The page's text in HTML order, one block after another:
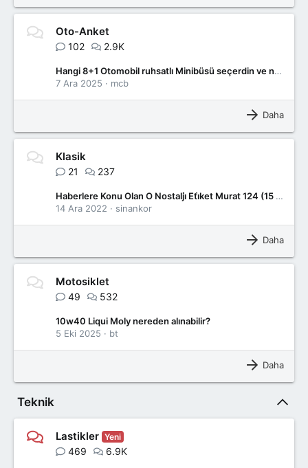
Oto-Anket
102 2.9K
Daha
Hangi 8+1 Otomobil ruhsatlı Minibüsü seçerdin ve neden?
7 Ara 2025
mcb
Klasik
21 237
Daha
Haberlere Konu Olan O Nostalji̇ Eti̇ket Murat 124 (15 Ar 419)
14 Ara 2022
sinankor
Motosiklet
49 532
Daha
10w40 Liqui Moly nereden alınabilir?
5 Eki 2025
bt
Teknik
Lastikler Yeni
469 6.9K